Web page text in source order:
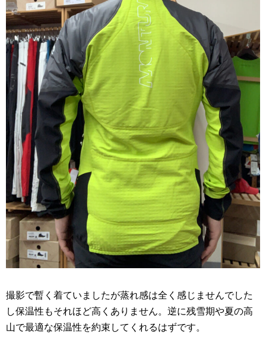
撮影で暫く着ていましたが蒸れ感は全く感じませんでした
し保温性もそれほど高くありません。逆に残雪期や夏の高
山で最適な保温性を約束してくれるはずです。